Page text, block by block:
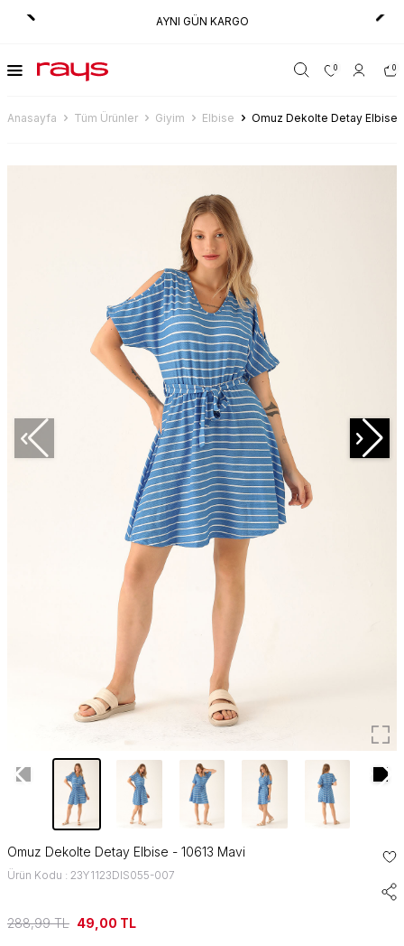
AYNI GÜN KARGO
0 0
Anasayfa Tüm Ürünler Giyim Elbise Omuz Dekolte Detay Elbise
Omuz Dekolte Detay Elbise - 10613 Mavi
Ürün Kodu : 23Y1123DIS055-007
288,99TL 49,00 TL